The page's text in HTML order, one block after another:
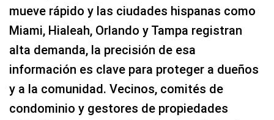
mueve rápido y las ciudades hispanas como
Miami, Hialeah, Orlando y Tampa registran
alta demanda, la precisión de esa
información es clave para proteger a dueños
y a la comunidad. Vecinos, comités de
condominio y gestores de propiedades